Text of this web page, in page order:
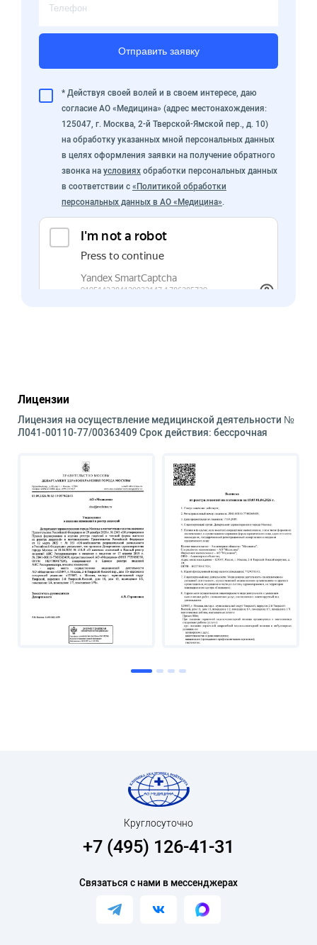
Отправить заявку
* Действуя своей волей и в своем интересе, даю
согласие АО «Медицина» (адрес местонахождения:
125047, г. Москва, 2-й Тверской-Ямской пер., д. 10)
на обработку указанных мной персональных данных
в целях оформления заявки на получение обратного
звонка на условиях обработки персональных данных
в соответствии с «Политикой обработки
персональных данных в АО «Медицина».
Лицензии
Лицензия на осуществление медицинской деятельности №
Л041-00110-77/00363409 Срок действия: бессрочная
Круглосуточно
+7 (495) 126-41-31
Связаться с нами в мессенджерах